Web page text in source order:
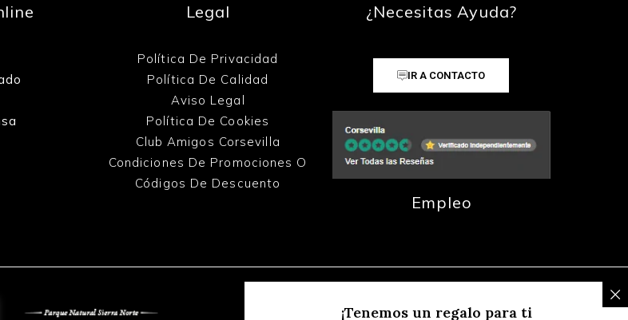
Legal
Política De Privacidad
Política De Calidad
Aviso Legal
Política De Cookies
Club Amigos Corsevilla
Condiciones De Promociones O
Códigos De Descuento
¿Necesitas Ayuda?
IR A CONTACTO
Empleo
¡Tenemos un regalo para ti